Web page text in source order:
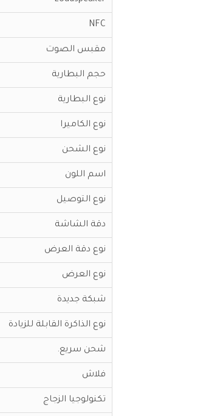
NFC
مقبس الصوت
حجم البطارية
نوع البطارية
نوع الكاميرا
نوع الشحن
اسم اللون
نوع التوصيل
دقة الشاشة
نوع دقة العرض
نوع العرض
شبكة جديدة
نوع الذاكرة القابلة للزيادة
شحن سريع.
فلاش
تكنولوجيا الزجاج